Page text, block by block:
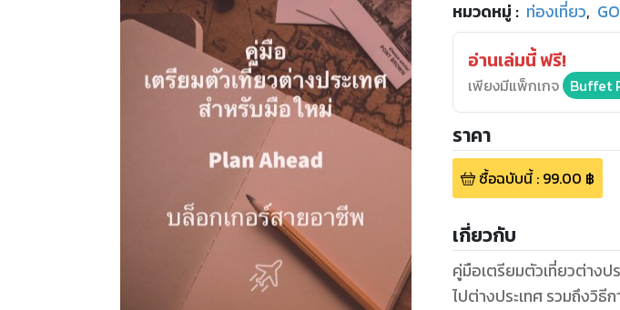
หมวดหมู่ : ท่องเที่ยว,
อ่านเล่มนี้ ฟรี!
เพียงมีแพ็กเกจ Buffet
ราคา
ซื้อฉบับนี้: 99.00 ฿
เกี่ยวกับ
คู่มือเตรียมตัวเที่ยวต่างป
ไปต่างประเทศ รวมถึงวิธี